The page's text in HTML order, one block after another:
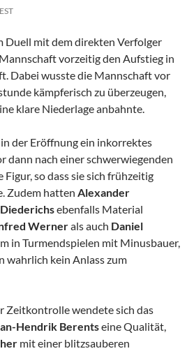
Duell mit dem direkten Verfolger
vorzeitig den Aufstieg in
Dabei wusste die Mannschaft vor
kämpferisch zu überzeugen,
klare Niederlage anbahnte.
der Eröffnung ein inkorrektes
dann nach einer schwerwiegenden
so dass sie sich frühzeitig
Zudem hatten Alexander
ebenfalls Material
Wernerals auch Daniel
in Turmendspielen mit Minusbauer,
wahrlich kein Anlass zum
Zeitkontrolle wendete sich das
Hendrik Berentseine Qualität,
mit einer blitzsauberen